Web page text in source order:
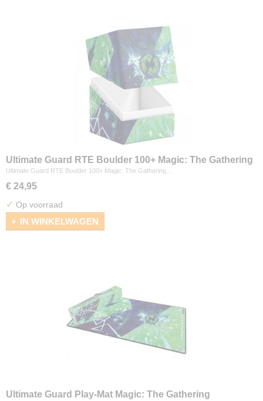
Ultimate Guard RTE Boulder 100+ Magic: The Gathering
"Secrets of Strixhaven" - Quandrix
Ultimate Guard RTE Boulder 100+ Magic: The Gathering…
€ 24,95
✓ Op voorraad
IN WINKELWAGEN
Ultimate Guard Play-Mat Magic: The Gathering